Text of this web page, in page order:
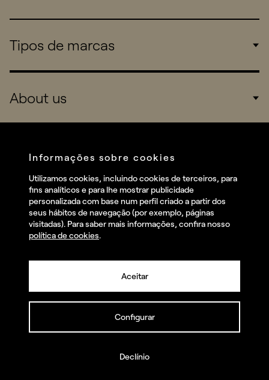
Tipos de marcas
Consumers
Startups
About us
Services
Talent
Contact
Linkedin
Instagram
Facebook
© summa.es Todos os direitos reservados.
Informações sobre cookies
Utilizamos cookies, incluindo cookies de terceiros, para
fins analíticos e para lhe mostrar publicidade
personalizada com base num perfil criado a partir dos
seus hábitos de navegação (por exemplo, páginas
visitadas). Para saber mais informações, confira nosso
política de cookies.
Aceitar
Configurar
Declínio